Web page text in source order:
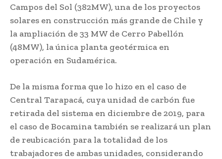
Campos del Sol (382MW), una de los proyectos
solares en construcción más grande de Chile y
la ampliación de 33 MW de Cerro Pabellón
(48MW), la única planta geotérmica en
operación en Sudamérica.
De la misma forma que lo hizo en el caso de
Central Tarapacá, cuya unidad de carbón fue
retirada del sistema en diciembre de 2019, para
el caso de Bocamina también se realizará un plan
de reubicación para la totalidad de los
trabajadores de ambas unidades, considerando